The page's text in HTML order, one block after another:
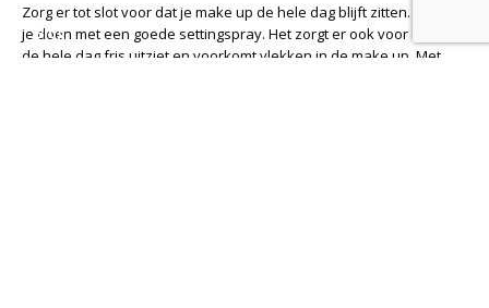
Zorg er tot slot voor dat je make up de hele dag blijft zitten. Dit kan
je doen met een goede settingspray. Het zorgt er ook voor dat je er
de hele dag fris uitziet en voorkomt vlekken in de make up. Met
|
Blog
|
Blog
|
Blog